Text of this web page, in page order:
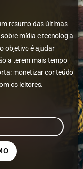
resumo das últimas
mídia e tecnologia
objetivo é ajudar
a terem mais tempo
monetizar conteúdo
os leitores.